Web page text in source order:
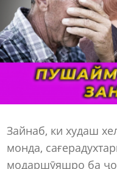
Зайнаб, ки худаш
монда,
модаршӯяшро ба